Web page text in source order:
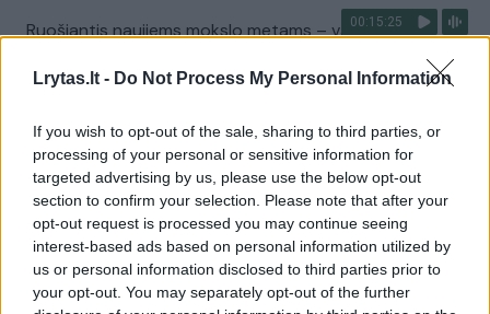
Lrytas.lt - Do Not Process My Personal Information
If you wish to opt-out of the sale, sharing to third parties, or
processing of your personal or sensitive information for
targeted advertising by us, please use the below opt-out
section to confirm your selection. Please note that after your
opt-out request is processed you may continue seeing
interest-based ads based on personal information utilized by
us or personal information disclosed to third parties prior to
your opt-out. You may separately opt-out of the further
00:15:25
Ruošiantis naujiems mokslo metams – vaikų teisių
Laidos
Visi įrašai
Žiūrimiausi įrašai